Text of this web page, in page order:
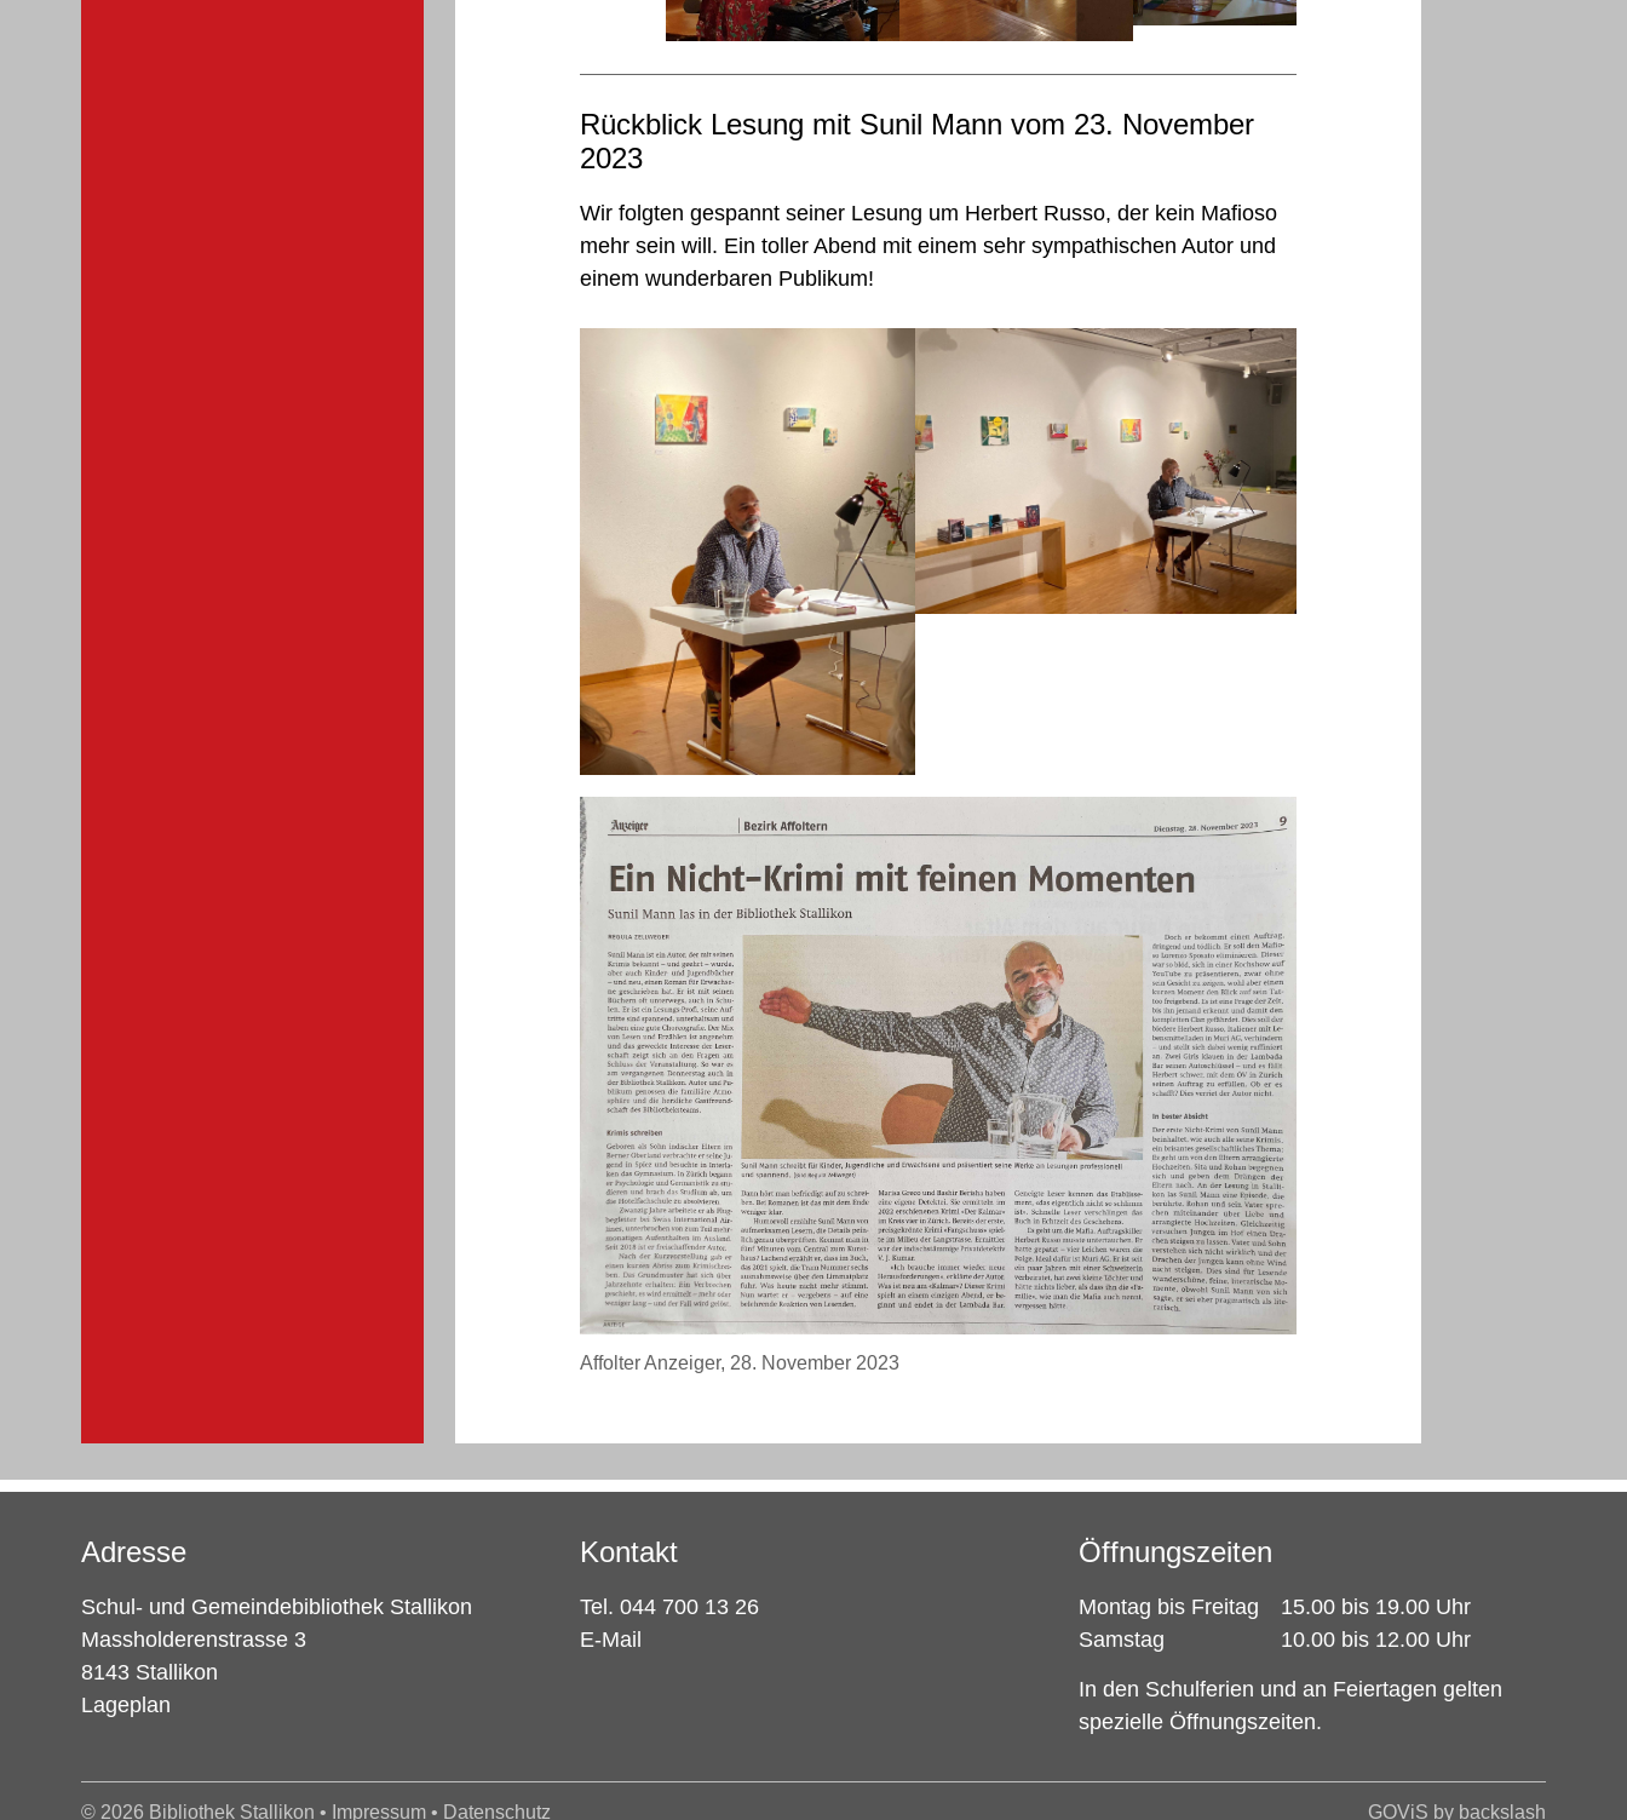
Rückblick Lesung mit Sunil Mann vom 23. November
2023
Wir folgten gespannt seiner Lesung um Herbert Russo, der kein Mafioso
mehr sein will. Ein toller Abend mit einem sehr sympathischen Autor und
einem wunderbaren Publikum!
Affolter Anzeiger, 28. November 2023
Adresse
Schul- und Gemeindebibliothek Stallikon
Massholderenstrasse 3
8143 Stallikon
Lageplan
Kontakt
Tel. 044 700 13 26
E-Mail
Öffnungszeiten
Montag bis Freitag
15.00 bis 19.00 Uhr
Samstag
10.00 bis 12.00 Uhr
In den Schulferien und an Feiertagen gelten
spezielle Öffnungszeiten.
© 2026 Bibliothek Stallikon • Impressum • Datenschutz GOViS by backslash